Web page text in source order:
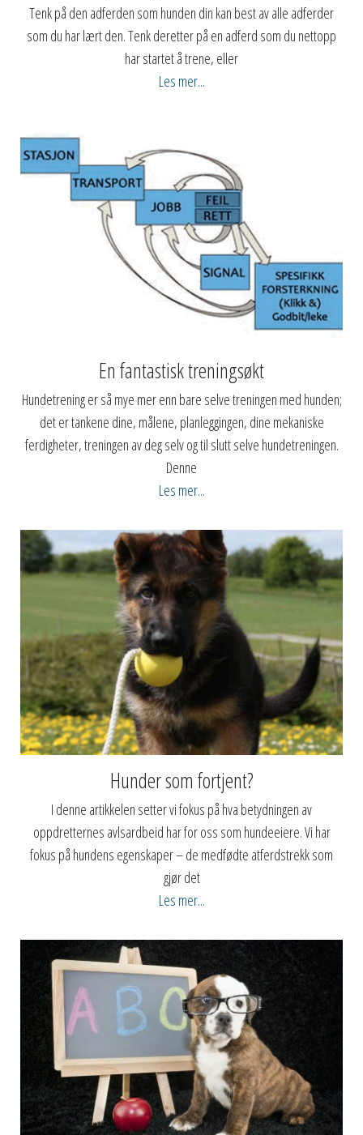
Tenk på den adferden som hunden din kan best av alle adferder
som du har lært den. Tenk deretter på en adferd som du nettopp
har startet å trene, eller
Les mer...
En fantastisk treningsøkt
Hundetrening er så mye mer enn bare selve treningen med hunden;
det er tankene dine, målene, planleggingen, dine mekaniske
ferdigheter, treningen av deg selv og til slutt selve hundetreningen.
Denne
Les mer...
Hunder som fortjent?
I denne artikkelen setter vi fokus på hva betydningen av
oppdretternes avlsardbeid har for oss som hundeeiere. Vi har
fokus på hundens egenskaper – de medfødte atferdstrekk som
gjør det
Les mer...